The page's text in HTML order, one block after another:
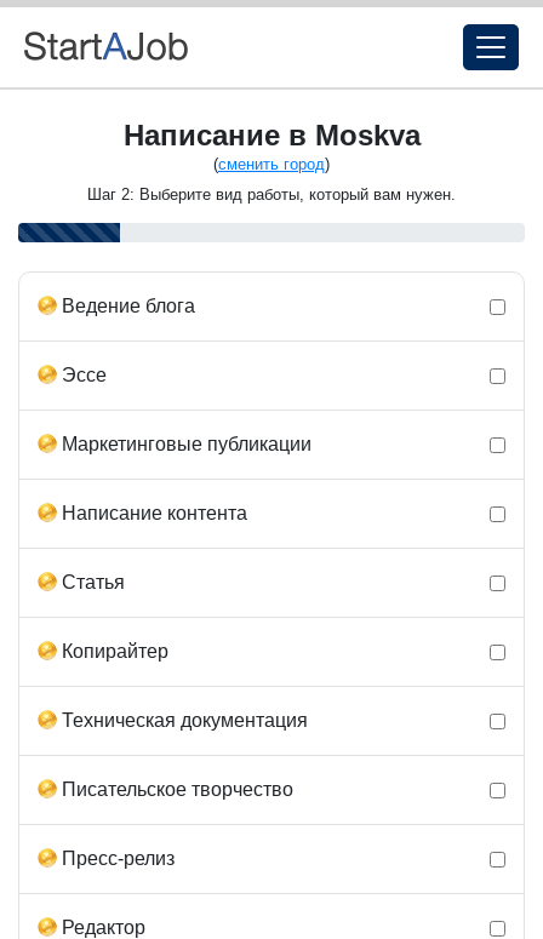
Написание в Moskva
(сменить город)
Шаг 2: Выберите вид работы, который вам нужен.
Ведение блога
Эссе
Маркетинговые публикации
Написание контента
Статья
Копирайтер
Техническая документация
Писательское творчество
Пресс-релиз
Редактор